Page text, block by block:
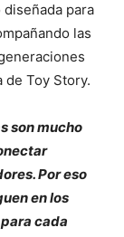
para
las
Toy Story.
son mucho
Por eso
en los
cada